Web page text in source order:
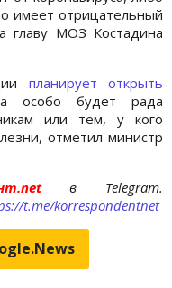
имеет отрицательный
главу МОЗ Костадина
планирует открыть
особо будет рада
или тем, у кого
отметил министр
в Telegram.
t.me/korrespondentnet